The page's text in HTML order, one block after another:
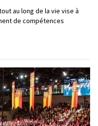
au long de la vie vise à
de compétences